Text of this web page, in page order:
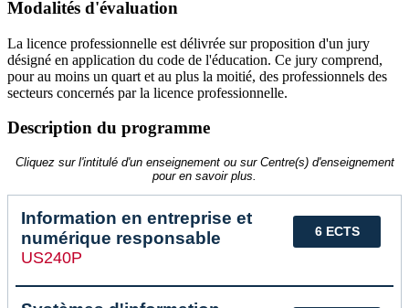
Modalités d'évaluation
La licence professionnelle est délivrée sur proposition d'un jury
désigné en application du code de l'éducation. Ce jury comprend,
pour au moins un quart et au plus la moitié, des professionnels des
secteurs concernés par la licence professionnelle.
Description du programme
Cliquez sur l'intitulé d'un enseignement ou sur Centre(s) d'enseignement
pour en savoir plus.
6 ECTS
Information en entreprise et
numérique responsable
US240P